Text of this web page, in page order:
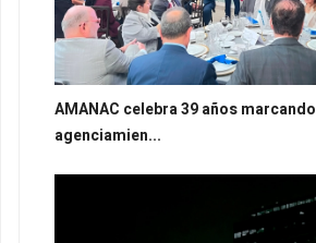
AMANAC celebra 39 años
agenciamien...